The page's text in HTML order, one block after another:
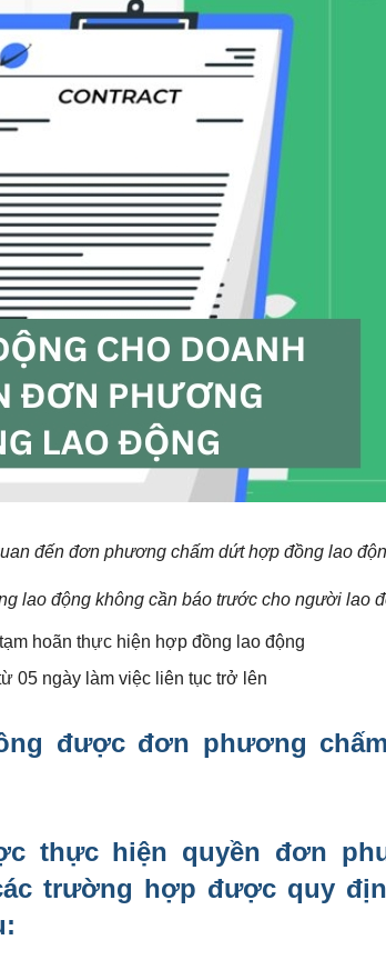
đến đơn phương chấm dứt hợp đồng lao
lao động không cần báo trước cho người lao
hoãn thực hiện hợp đồng lao động
05 ngày làm việc liên tục trở lên
được đơn phương
thực hiện quyền đơn
trường hợp được quy